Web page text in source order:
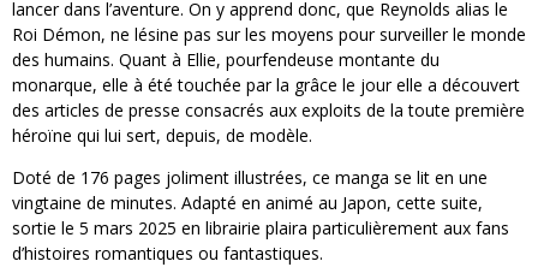
lancer dans l’aventure. On y apprend donc, que Reynolds alias le
Roi Démon, ne lésine pas sur les moyens pour surveiller le monde
des humains. Quant à Ellie, pourfendeuse montante du
monarque, elle à été touchée par la grâce le jour elle a découvert
des articles de presse consacrés aux exploits de la toute première
héroïne qui lui sert, depuis, de modèle.
Doté de 176 pages joliment illustrées, ce manga se lit en une
vingtaine de minutes. Adapté en animé au Japon, cette suite,
sortie le 5 mars 2025 en librairie plaira particulièrement aux fans
d’histoires romantiques ou fantastiques.